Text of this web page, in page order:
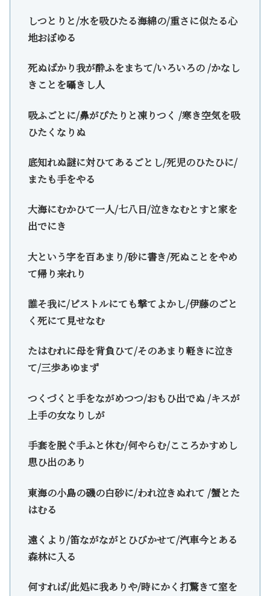
しつとりと/水を吸ひたる海綿の/重さに似たる心
地おぼゆる
死ぬばかり我が酔ふをまちて/いろいろの /かなし
きことを囁きし人
吸ふごとに/鼻がぴたりと凍りつく /寒き空気を吸
ひたくなりぬ
底知れぬ謎に対ひてあるごとし/死児のひたひに/
またも手をやる
大海にむかひて一人/七八日/泣きなむとすと家を
出でにき
大という字を百あまり/砂に書き/死ぬことをやめ
て帰り来れり
誰そ我に/ピストルにても撃てよかし/伊藤のごと
く死にて見せなむ
たはむれに母を背負ひて/そのあまり軽きに泣き
て/三歩あゆまず
つくづくと手をながめつつ/おもひ出でぬ /キスが
上手の女なりしが
手套を脱ぐ手ふと休む/何やらむ/こころかすめし
思ひ出のあり
東海の小島の磯の白砂に/われ泣きぬれて /蟹とた
はむる
遠くより/笛ながながとひびかせて/汽車今とある
森林に入る
何すれば/此処に我ありや/時にかく打驚きて室を